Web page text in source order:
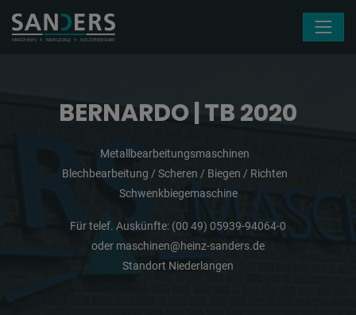
BERNARDO | TB 2020
Metallbearbeitungsmaschinen
Blechbearbeitung / Scheren / Biegen / Richten
Schwenkbiegemaschine
Für telef. Auskünfte: (00 49) 05939-94064-0
oder maschinen@heinz-sanders.de
Standort Niederlangen